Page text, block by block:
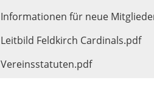
Informationen für neue
Leitbild Feldkirch Cardinals.pdf
Vereinsstatuten.pdf